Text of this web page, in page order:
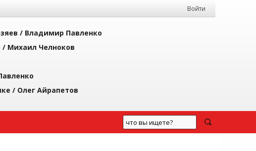
Войти
/ Владимир Павленко
/ Михаил Челноков
/ Олег Айрапетов